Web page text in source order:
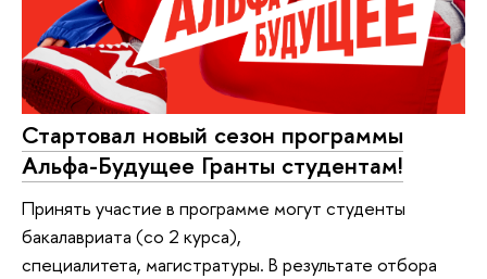
Стартовал новый сезон программы
Альфа-Будущее Гранты студентам!
Принять участие в программе могут студенты
бакалавриата (со 2 курса),
специалитета, магистратуры. В результате отбора